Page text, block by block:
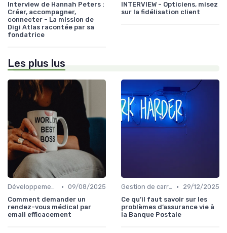
Interview de Hannah Peters :
Créer, accompagner,
connecter - La mission de
Digi Atlas racontée par sa
fondatrice
INTERVIEW - Opticiens, misez
sur la fidélisation client
Les plus lus
Développement personnel • 09/08/2025
Comment demander un
rendez-vous médical par
email efficacement
Gestion de carrière •
29/12/2025
Ce qu’il faut savoir sur les
problèmes d’assurance vie à
la Banque Postale